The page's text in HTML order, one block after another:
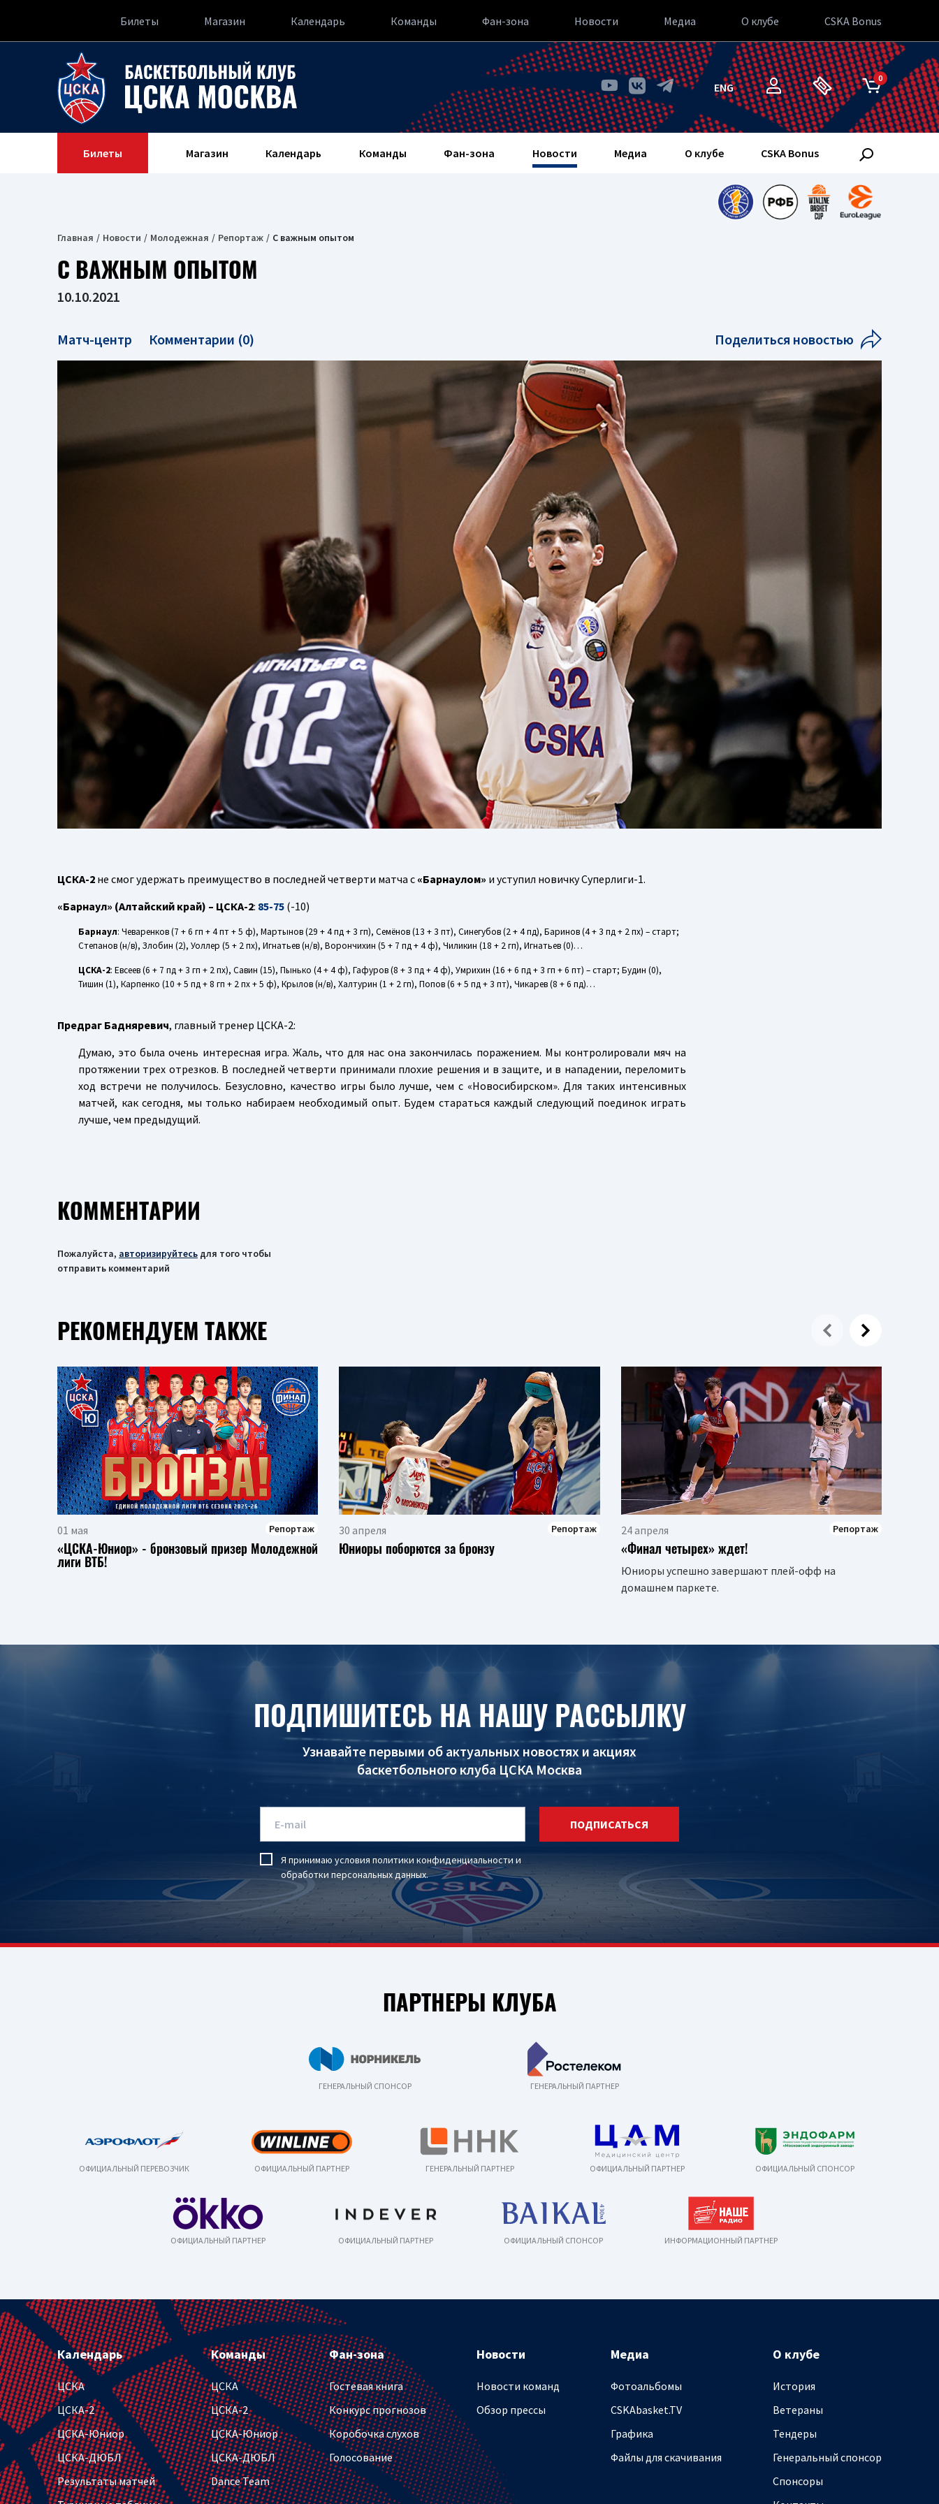
Билеты Магазин Календарь Команды Фан-зона Новости Медиа О клубе CSKA Bonus
ENG
0
Билеты Магазин Календарь Команды Фан-зона Новости Медиа О клубе CSKA Bonus
Главная Новости Молодежная Репортаж С важным опытом
С ВАЖНЫМ ОПЫТОМ
10.10.2021
Матч-центр Комментарии (0) Поделиться новостью
ЦСКА-2 не смог удержать преимущество в последней четверти матча с «Барнаулом» и уступил новичку Суперлиги-1.
«Барнаул» (Алтайский край) – ЦСКА-2: 85-75 (-10)
Барнаул: Чеваренков (7 + 6 гп + 4 пт + 5 ф), Мартынов (29 + 4 пд + 3 гп), Семёнов (13 + 3 пт), Синегубов (2 + 4 пд), Баринов (4 + 3 пд + 2 пх) – старт;
Степанов (н/в), Злобин (2), Уоллер (5 + 2 пх), Игнатьев (н/в), Ворончихин (5 + 7 пд + 4 ф), Чиликин (18 + 2 гп), Игнатьев (0)…
ЦСКА-2: Евсеев (6 + 7 пд + 3 гп + 2 пх), Савин (15), Пынько (4 + 4 ф), Гафуров (8 + 3 пд + 4 ф), Умрихин (16 + 6 пд + 3 гп + 6 пт) – старт; Будин (0),
Тишин (1), Карпенко (10 + 5 пд + 8 гп + 2 пх + 5 ф), Крылов (н/в), Халтурин (1 + 2 гп), Попов (6 + 5 пд + 3 пт), Чикарев (8 + 6 пд)…
Предраг Бадняревич, главный тренер ЦСКА-2:
Думаю, это была очень интересная игра. Жаль, что для нас она закончилась поражением. Мы контролировали мяч на
протяжении трех отрезков. В последней четверти принимали плохие решения и в защите, и в нападении, переломить
ход встречи не получилось. Безусловно, качество игры было лучше, чем с «Новосибирском». Для таких интенсивных
матчей, как сегодня, мы только набираем необходимый опыт. Будем стараться каждый следующий поединок играть
лучше, чем предыдущий.
КОММЕНТАРИИ
Пожалуйста, авторизируйтесь для того чтобы
отправить комментарий
РЕКОМЕНДУЕМ ТАКЖЕ
01 мая Репортаж
«ЦСКА-Юниор» - бронзовый призер Молодежной
лиги ВТБ!
30 апреля Репортаж
Юниоры поборются за бронзу
24 апреля Репортаж
«Финал четырех» ждет!
Юниоры успешно завершают плей-офф на
домашнем паркете.
ПОДПИШИТЕСЬ НА НАШУ РАССЫЛКУ
Узнавайте первыми об актуальных новостях и акциях
баскетбольного клуба ЦСКА Москва
Я принимаю условия политики конфиденциальности и
обработки персональных данных.
ПОДПИСАТЬСЯ
ПАРТНЕРЫ КЛУБА
ГЕНЕРАЛЬНЫЙ СПОНСОР ГЕНЕРАЛЬНЫЙ ПАРТНЕР
ОФИЦИАЛЬНЫЙ ПЕРЕВОЗЧИК ОФИЦИАЛЬНЫЙ ПАРТНЕР ГЕНЕРАЛЬНЫЙ ПАРТНЕР ОФИЦИАЛЬНЫЙ ПАРТНЕР ОФИЦИАЛЬНЫЙ СПОНСОР
ОФИЦИАЛЬНЫЙ ПАРТНЕР ОФИЦИАЛЬНЫЙ ПАРТНЕР ОФИЦИАЛЬНЫЙ СПОНСОР ИНФОРМАЦИОННЫЙ ПАРТНЕР
Календарь
ЦСКА
ЦСКА-2
ЦСКА-Юниор
ЦСКА-ДЮБЛ
Результаты матчей
Команды
ЦСКА
ЦСКА-2
ЦСКА-Юниор
ЦСКА-ДЮБЛ
Dance Team
Фан-зона
Гостевая книга
Конкурс прогнозов
Коробочка слухов
Голосование
Новости
Новости команд
Обзор прессы
Медиа
Фотоальбомы
CSKAbasket.TV
Графика
Файлы для скачивания
О клубе
История
Ветераны
Тендеры
Генеральный спонсор
Спонсоры